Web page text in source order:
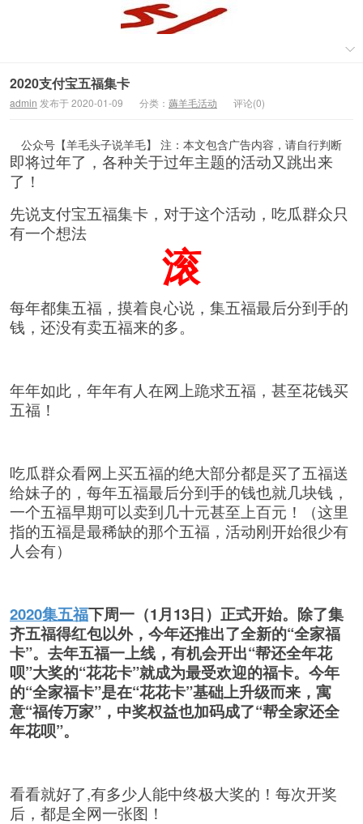
2020支付宝五福集卡
admin 发布于 2020-01-09 分类： 薅羊毛活动 评论(0)
公众号【羊毛头子说羊毛】 注：本文包含广告内容，请自行判断
即将过年了，各种关于过年主题的活动又跳出来
了！
先说支付宝五福集卡，对于这个活动，吃瓜群众只
有一个想法
滚
每年都集五福，摸着良心说，集五福最后分到手的
钱，还没有卖五福来的多。
年年如此，年年有人在网上跪求五福，甚至花钱买
五福！
吃瓜群众看网上买五福的绝大部分都是买了五福送
给妹子的，每年五福最后分到手的钱也就几块钱，
一个五福早期可以卖到几十元甚至上百元！（这里
指的五福是最稀缺的那个五福，活动刚开始很少有
人会有）
2020集五福下周一（1月13日）正式开始。除了集
齐五福得红包以外，今年还推出了全新的“全家福
卡”。去年五福一上线，有机会开出“帮还全年花
呗”大奖的“花花卡”就成为最受欢迎的福卡。今年
的“全家福卡”是在“花花卡”基础上升级而来，寓
意“福传万家”，中奖权益也加码成了“帮全家还全
年花呗”。
看看就好了,有多少人能中终极大奖的！每次开奖
后，都是全网一张图！